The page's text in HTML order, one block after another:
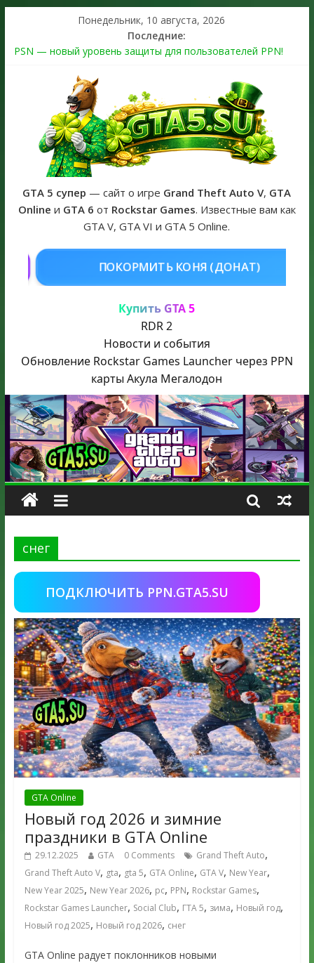
Понедельник, 10 августа, 2026
Последние:
PSN — новый уровень защиты для пользователей PPN!
The Kortz Center Heist выйдет в GTA Online уже 14 июля
Регистрация в Rockstar Games Social Club ошибка #1.500.7:
как зарегистрировать аккаунт и войти без проблем в 2026
Получайте особые награды в GTA Online по программе
Fine Art Collector
GTA 6 официальная обложка игры и Предзаказ Grand Theft
Auto VI
GTA 5 супер — сайт о игре Grand Theft Auto V, GTA
Online и GTA 6 от Rockstar Games. Известные вам как
GTA V, GTA VI и GTA 5 Online.
КУПИТЬ GTA 5
Купить GTA 5
RDR 2
Новости и события
Обновление Rockstar Games Launcher через PPN
карты Акула Мегалодон
снег
ПОДКЛЮЧИТЬ PPN.GTA5.SU
GTA Online
Новый год 2026 и зимние
праздники в GTA Online
29.12.2025 GTA 0 Comments Grand Theft Auto,
Grand Theft Auto V, gta, gta 5, GTA Online, GTA V, New Year,
New Year 2025, New Year 2026, pc, PPN, Rockstar Games,
Rockstar Games Launcher, Social Club, ГТА 5, зима, Новый год,
Новый год 2025, Новый год 2026, снег
GTA Online радует поклонников новыми